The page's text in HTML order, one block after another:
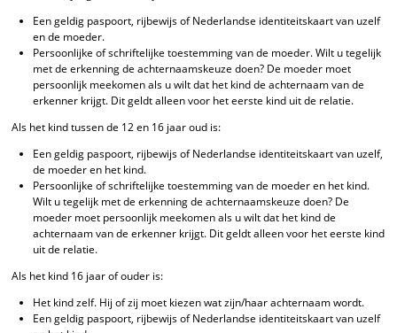
Een geldig paspoort, rijbewijs of Nederlandse identiteitskaart van uzelf
en de moeder.
Persoonlijke of schriftelijke toestemming van de moeder. Wilt u tegelijk
met de erkenning de achternaamskeuze doen? De moeder moet
persoonlijk meekomen als u wilt dat het kind de achternaam van de
erkenner krijgt. Dit geldt alleen voor het eerste kind uit de relatie.
Als het kind tussen de 12 en 16 jaar oud is:
Een geldig paspoort, rijbewijs of Nederlandse identiteitskaart van uzelf,
de moeder en het kind.
Persoonlijke of schriftelijke toestemming van de moeder en het kind.
Wilt u tegelijk met de erkenning de achternaamskeuze doen? De
moeder moet persoonlijk meekomen als u wilt dat het kind de
achternaam van de erkenner krijgt. Dit geldt alleen voor het eerste kind
uit de relatie.
Als het kind 16 jaar of ouder is:
Het kind zelf. Hij of zij moet kiezen wat zijn/haar achternaam wordt.
Een geldig paspoort, rijbewijs of Nederlandse identiteitskaart van uzelf